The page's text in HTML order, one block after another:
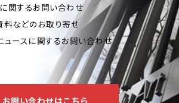
、倪瓚、沈周、周之冕、王問、文嘉、呂
宋元明清十家山水花鳥冊
関するお問い合わせ
料などのお取り寄せ
ュースに関するお問い合わせ